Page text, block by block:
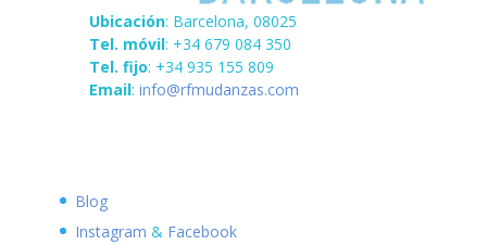
Ubicación: Barcelona, 08025
Tel. móvil: +34 679 084 350
Tel. fijo: +34 935 155 809
Email: info@rfmudanzas.com
Blog
Instagram & Facebook